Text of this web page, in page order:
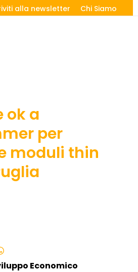
alla newsletter Chi Siamo
ok a
per
moduli thin
Economico